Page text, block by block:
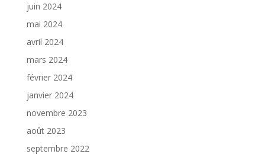
juin 2024
mai 2024
avril 2024
mars 2024
février 2024
janvier 2024
novembre 2023
août 2023
septembre 2022